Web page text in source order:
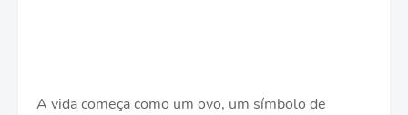
A vida começa como um ovo, um símbolo de